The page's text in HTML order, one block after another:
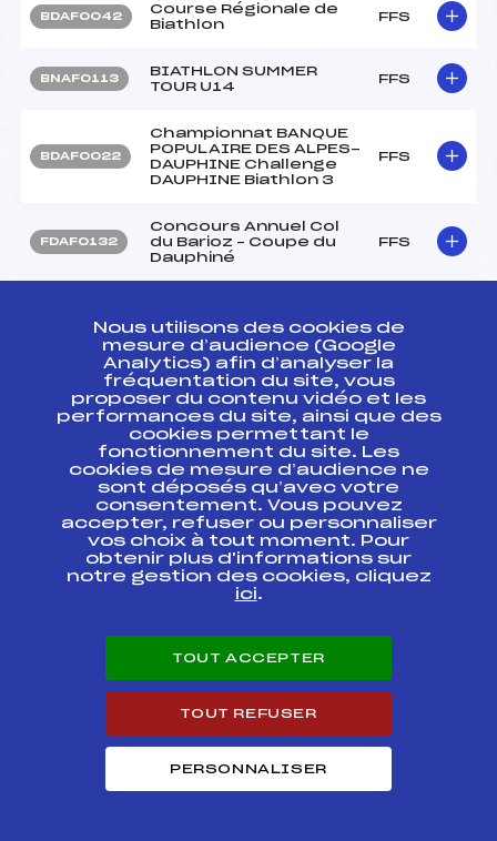
BDAF0042
Course Régionale de
Biathlon
FFS
BNAF0113
BIATHLON SUMMER
TOUR U14
FFS
BDAF0022
Championnat BANQUE
POPULAIRE DES ALPES-
DAUPHINE Challenge
DAUPHINE Biathlon 3
FFS
FDAF0132
Concours Annuel Col
du Barioz – Coupe du
Dauphiné
FFS
FDAF0112
Chichilianne /// Coupe
du Dauphiné Repli Col
de Porte
FFS
FDAF0082
Championnats du
Dauphiné de ski de
Fond
FFS
TEAM SPRINT U12 –
Championnat du
Dauphiné – Challenge
Banque Populaire
FDAF0052
*** Coupe du Dauphiné
Classique ***
FFS
BDAF0012 FFS
COUPE DAUPHINÉ
Méaudre reprise de
Circuits Nordique 2016
Nous utilisons des cookies de
mesure d’audience (Google
Analytics) afin d’analyser la
fréquentation du site, vous
proposer du contenu vidéo et les
performances du site, ainsi que des
cookies permettant le
fonctionnement du site. Les
cookies de mesure d’audience ne
sont déposés qu’avec votre
consentement. Vous pouvez
accepter, refuser ou personnaliser
vos choix à tout moment. Pour
obtenir plus d'informations sur
notre gestion des cookies, cliquez
ici.
TOUT ACCEPTER
TOUT REFUSER
PERSONNALISER